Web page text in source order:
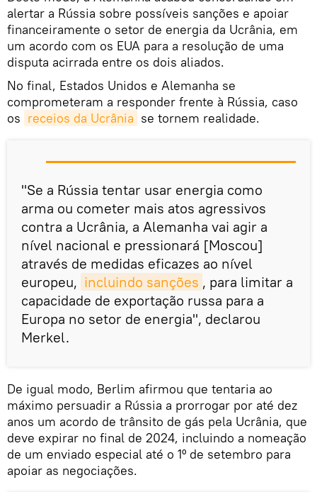
alertar a Rússia sobre possíveis sanções e apoiar
financeiramente o setor de energia da Ucrânia, em
um acordo com os EUA para a resolução de uma
disputa acirrada entre os dois aliados.
No final, Estados Unidos e Alemanha se
comprometeram a responder frente à Rússia, caso
os receios da Ucrânia se tornem realidade.
"Se a Rússia tentar usar energia como
arma ou cometer mais atos agressivos
contra a Ucrânia, a Alemanha vai agir a
nível nacional e pressionará [Moscou]
através de medidas eficazes ao nível
europeu, incluindo sanções , para limitar a
capacidade de exportação russa para a
Europa no setor de energia", declarou
Merkel.
De igual modo, Berlim afirmou que tentaria ao
máximo persuadir a Rússia a prorrogar por até dez
anos um acordo de trânsito de gás pela Ucrânia, que
deve expirar no final de 2024, incluindo a nomeação
de um enviado especial até o 1º de setembro para
apoiar as negociações.